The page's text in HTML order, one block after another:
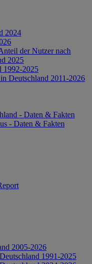
2024
der Nutzer nach
2025
1992-2025
Deutschland 2011-2026
- Daten & Fakten
- Daten & Fakten
2005-2026
1991-2025